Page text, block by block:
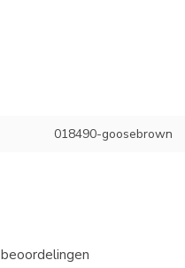
018490-goosebrown
beoordelingen